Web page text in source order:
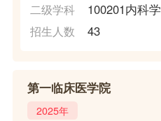
二级学科 100201内科学
招生人数 43
第一临床医学院
2025年